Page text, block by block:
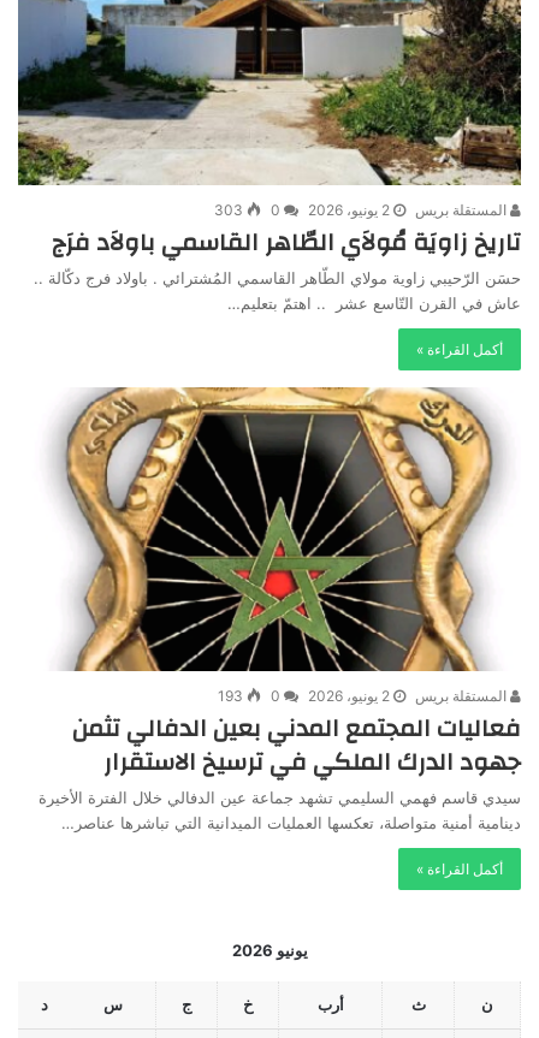
المستقلة بريس 2 يونيو، 2026 0
303
تاريخ زاويَة مُولاَي الطّاهر القاسمي باولاَد فرَج
حسَن الرّحيبي زاوية مولاي الطّاهر القاسمي المُشترائي . باولاد فرج دكّالة ..
عاش في القرن التّاسع عشر .. اهتمّ بتعليم…
أكمل القراءة »
المستقلة بريس 2 يونيو، 2026 0
193
فعاليات المجتمع المدني بعين الدفالي تثمن
جهود الدرك الملكي في ترسيخ الاستقرار
سيدي قاسم فهمي السليمي تشهد جماعة عين الدفالي خلال الفترة الأخيرة
دينامية أمنية متواصلة، تعكسها العمليات الميدانية التي تباشرها عناصر…
أكمل القراءة »
يونيو 2026
ن ث أرب خ ج س د